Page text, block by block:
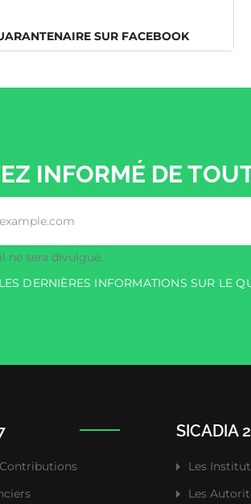
SUR FACEBOOK
INFORMÉ DE
ne sera divulgué.
DERNIÈRES INFORMATIONS SUR LE
SICADIA
Les
Les